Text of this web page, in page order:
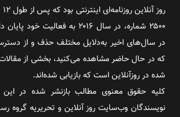
۲۵۰۰ شماره، در سال ۲۰۱۶ به
در سال‌های اخیر به‌دلایل مختلف حذف و از
که در حال حاضر مشاهده می‌کنید، بخشی از
شده در روزآنلاین است که بازیابی شده‌اند.
کلیه حقوق معنوی مطالب بازنشر شده در
نویسندگان وب‌سایت روز آنلاین و تحریریه گروه